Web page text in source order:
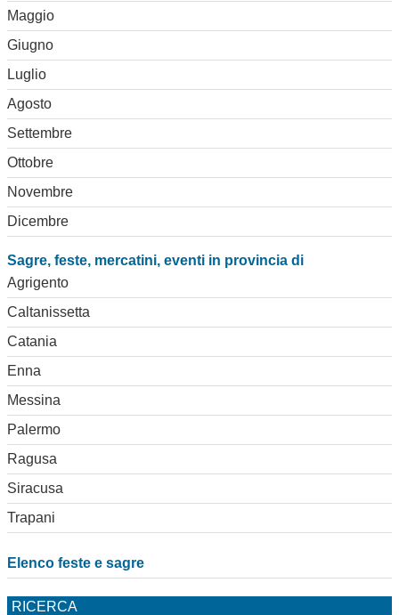
Maggio
Giugno
Luglio
Agosto
Settembre
Ottobre
Novembre
Dicembre
Sagre, feste, mercatini, eventi in provincia di
Agrigento
Caltanissetta
Catania
Enna
Messina
Palermo
Ragusa
Siracusa
Trapani
Elenco feste e sagre
RICERCA